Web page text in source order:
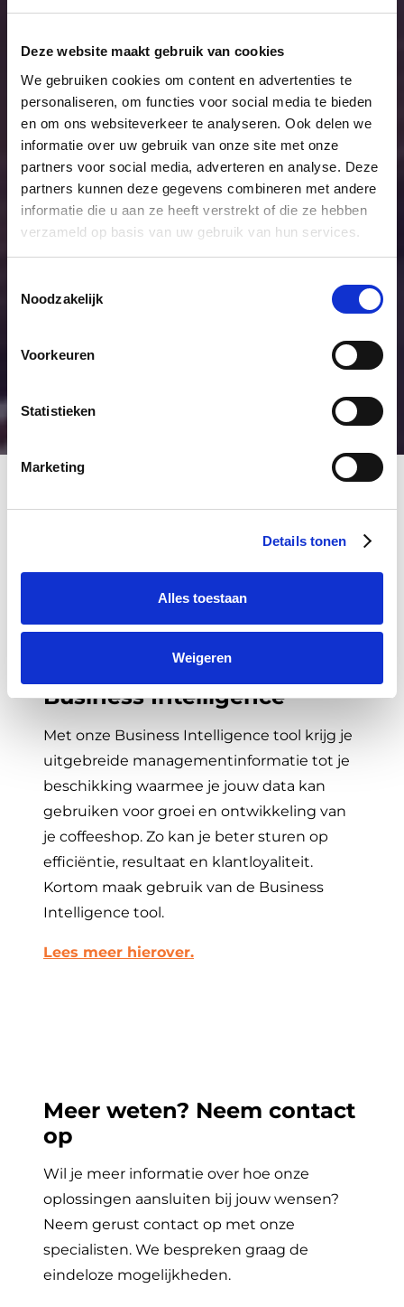
Deze website maakt gebruik van cookies
We gebruiken cookies om content en advertenties te
personaliseren, om functies voor social media te bieden
en om ons websiteverkeer te analyseren. Ook delen we
informatie over uw gebruik van onze site met onze
partners voor social media, adverteren en analyse. Deze
partners kunnen deze gegevens combineren met andere
informatie die u aan ze heeft verstrekt of die ze hebben
verzameld op basis van uw gebruik van hun services.
Noodzakelijk
Voorkeuren
Statistieken
Marketing
Details tonen
Alles toestaan
Weigeren
tot twee getallen achter de
komma af te wegen en exact te
verkopen.
NMI gecertificeerd
Uitgebreide, realtime
managementinformatie en
sturen op resultaten en verhogen
One stop shopping
Bij ons kan je terecht voor zowel de
software als de hardware voor jouw
coffeeshop. Wij leveren alles compleet op,
zodat je gelijk aan de slag kan!
Business Intelligence
Met onze Business Intelligence tool krijg je
uitgebreide managementinformatie tot je
beschikking waarmee je jouw data kan
gebruiken voor groei en ontwikkeling van
je coffeeshop. Zo kan je beter sturen op
efficiëntie, resultaat en klantloyaliteit.
Kortom maak gebruik van de Business
Intelligence tool.
Lees meer hierover.
Meer weten? Neem contact
op
Wil je meer informatie over hoe onze
oplossingen aansluiten bij jouw wensen?
Neem gerust contact op met onze
specialisten. We bespreken graag de
eindeloze mogelijkheden.